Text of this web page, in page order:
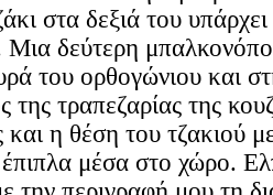
στα δεξιά του υπάρχει
δεύτερη
του ορθογώνιου και
της τραπεζαρίας της
η θέση του τζακιού
μέσα στο χώρο.